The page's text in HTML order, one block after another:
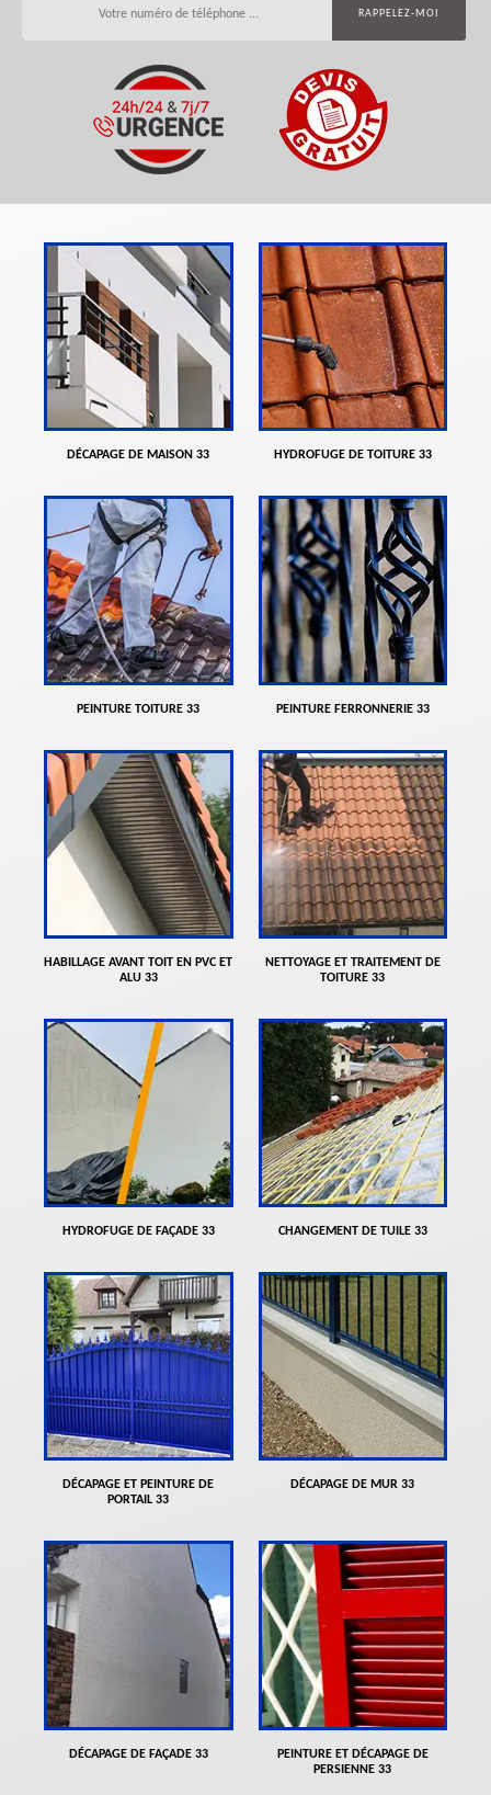
DÉCAPAGE DE MAISON 33 HYDROFUGE DE TOITURE 33
PEINTURE TOITURE 33 PEINTURE FERRONNERIE 33
HABILLAGE AVANT TOIT EN PVC ET
ALU 33
NETTOYAGE ET TRAITEMENT DE
TOITURE 33
HYDROFUGE DE FAÇADE 33 CHANGEMENT DE TUILE 33
DÉCAPAGE ET PEINTURE DE
PORTAIL 33
DÉCAPAGE DE MUR 33
DÉCAPAGE DE FAÇADE 33
PEINTURE ET DÉCAPAGE DE
PERSIENNE 33